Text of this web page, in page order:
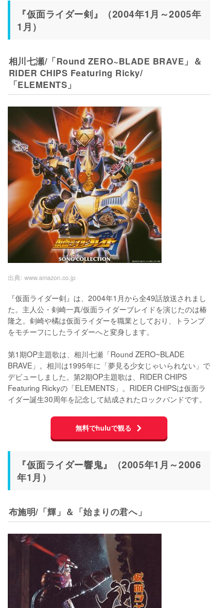
『仮面ライダー剣』（2004年1月～2005年
1月）
相川七瀬/「Round ZERO~BLADE BRAVE」＆
RIDER CHIPS Featuring Ricky/
「ELEMENTS」
出典: www.amazon.co.jp
『仮面ライダー剣』は、2004年1月から全49話放送されまし
た。主人公・剣崎一真/仮面ライダーブレイドを演じたのは椿
隆之。剣崎や橘は仮面ライダーを職業としており、トランプ
をモチーフにしたライダーへと変身します。
第1期OP主題歌は、相川七瀬「Round ZERO~BLADE
BRAVE」。相川は1995年に「夢見る少女じゃいられない」で
デビューしました。第2期OP主題歌は、RIDER CHIPS
Featuring Rickyの「ELEMENTS」。RIDER CHIPSは仮面ラ
イダー誕生30周年を記念して結成されたロックバンドです。
無料でhuluで観る
『仮面ライダー響鬼』（2005年1月～2006
年1月）
布施明/「輝」＆「始まりの君へ」